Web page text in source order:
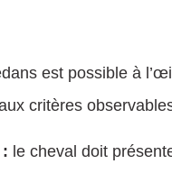
est possible à
critères
le cheval doit